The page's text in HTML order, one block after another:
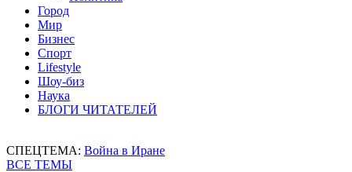
Город
Мир
Бизнес
Спорт
Lifestyle
Шоу-биз
Наука
БЛОГИ ЧИТАТЕЛЕЙ
СПЕЦТЕМА: Война в Иране
ВСЕ ТЕМЫ